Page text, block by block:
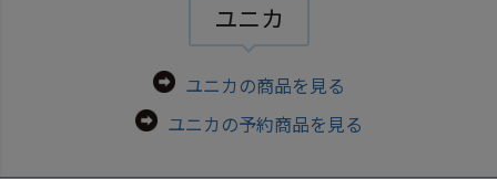
ユニカ
ユニカの商品を見る
ユニカの予約商品を見る